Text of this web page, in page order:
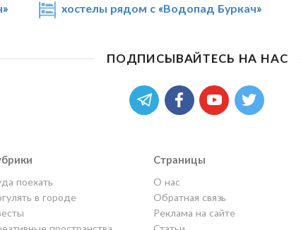
хостелы рядом с «Водопад Буркач»
ПОДПИСЫВАЙТЕСЬ НА НАС
поехать
в городе
Страницы
О нас
Обратная связь
Реклама на сайте